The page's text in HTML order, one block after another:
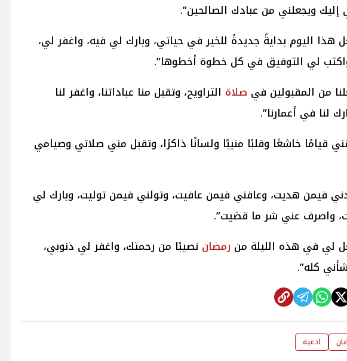
إليك ويجعلني من عبادك الصالحين”.
هذا اليوم بدايةً جديدةً للخير في حياتي، وبارك لي فيه، واغفر لي،
لي التوفيق في كل خطوة أخطوها”.
من المقبولين في صلاة التراويح، وتقبل منا عباداتنا، واغفر لنا
لنا في أعمارنا”.
قيامًا خاشعًا وقلبًا منيبًا ولسانًا ذاكرًا، وتقبل مني صلاتي وصيامي
فيمن هديت، وعافني فيمن عافيت، وتولني فيمن توليت، وبارك لي
واصرف عني شر ما قضيت”.
لي في هذه الليلة من رمضان نصيبًا من رحمتك، واغفر لي ذنوبي،
كله”.
ادعية